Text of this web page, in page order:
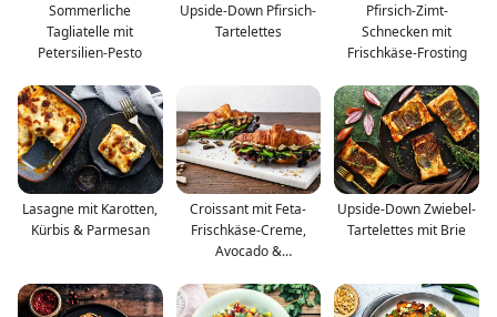
Sommerliche
Tagliatelle mit
Petersilien-Pesto
Upside-Down Pfirsich-
Tartelettes
Pfirsich-Zimt-
Schnecken mit
Frischkäse-Frosting
Lasagne mit Karotten,
Kürbis & Parmesan
Croissant mit Feta-
Frischkäse-Creme,
Avocado &
Upside-Down Zwiebel-
Tartelettes mit Brie